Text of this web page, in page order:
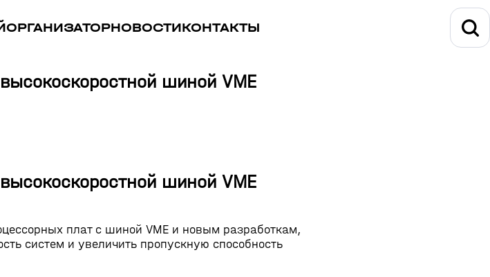
ОРГАНИЗАТОРНОВОСТИКОНТАКТЫ
шиной VME
шиной VME
плат с шиной VME и новым разработкам,
систем и увеличить пропускную способность